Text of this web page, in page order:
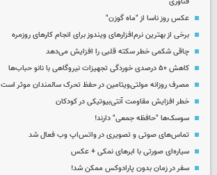
عکس روز ناسا از "ماه گوزن"
برخی از بهترین نرم‌افزارهای ویندوز برای انجام کارهای روزمره
چاقی شکمی خطر سکته قلبی را افزایش می‌دهد
کاهش ۵۰ درصدی خوردگی تجهیزات نیروگاهی با نانو حباب‌ها
مصرف روزانه مولتی‌ویتامین در حفظ تحرک سالمندان موثر است
خطر افزایش مقاومت آنتی‌بیوتیکی در کودکان
سوسک‌ها "حافظه جمعی" دارند!
تماس‌های صوتی و تصویری در واتس‌اپ وب فعال شد
سیاره‌ای صورتی با ابرهای نمکی + عکس
سفر در زمان بدون پارادوکس ممکن شد!